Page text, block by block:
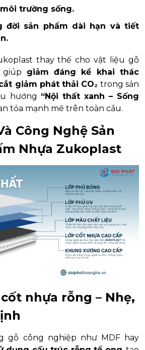
trường sống.
đời sản phẩm dài hạn và tiết
thay thế cho vật liệu gỗ
giảm đáng kể khai thác
giảm phát thải CO₂ trong sản
hướng “Nội thất xanh – Sống
tỏa mạnh mẽ trên toàn cầu.
Công Nghệ Sản
Nhựa Zukoplast
nhựa rỗng – Nhẹ,
gỗ công nghiệp như MDF hay